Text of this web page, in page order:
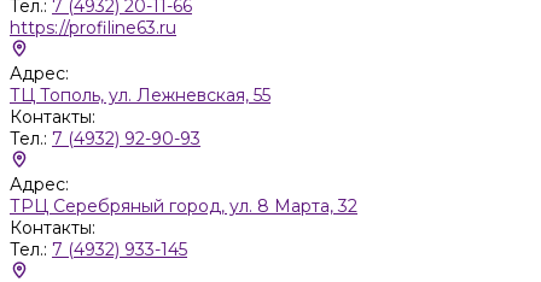
Тел.: 7 (4932) 20-11-66
https://profiline63.ru
Адрес:
ТЦ Тополь, ул. Лежневская, 55
Контакты:
Тел.: 7 (4932) 92-90-93
Адрес:
ТРЦ Серебряный город, ул. 8 Марта, 32
Контакты:
Тел.: 7 (4932) 933-145